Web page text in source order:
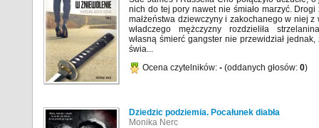
nich do tej pory nawet nie śmiało marzyć.
małżeństwa dziewczyny i zakochanego w niej z
władczego mężczyzny rozdzieliła
własną śmierć gangster nie przewidział
świa...
Ocena czytelników: - (oddanych głosów: 0)
Dziedzic podziemia. Pocałunek diabła
Monika Nerc